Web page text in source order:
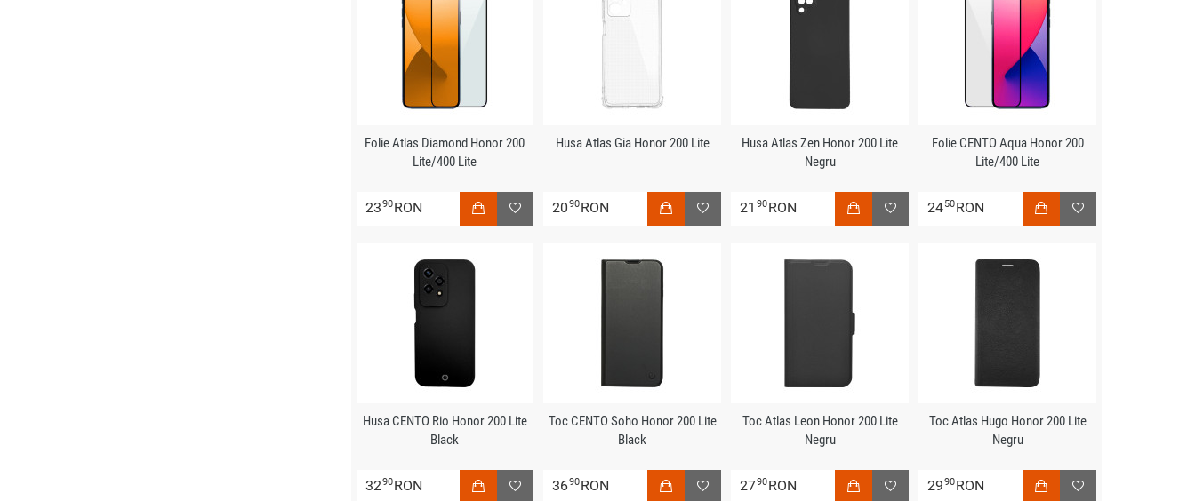
Folie Atlas Diamond Honor 200
Lite/400 Lite
2390RON
Husa Atlas Gia Honor 200 Lite
2090RON
Husa Atlas Zen Honor 200 Lite
Negru
21 90RON
Folie CENTO Aqua Honor 200
Lite/400 Lite
2450RON
Husa CENTO Rio Honor 200 Lite
Black
3290RON
Toc CENTO Soho Honor 200 Lite
Black
3690RON
Toc Atlas Leon Honor 200 Lite
Negru
2790RON
Toc Atlas Hugo Honor 200 Lite
Negru
2990RON